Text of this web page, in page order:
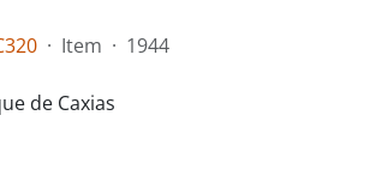
· Item · 1944
de Caxias